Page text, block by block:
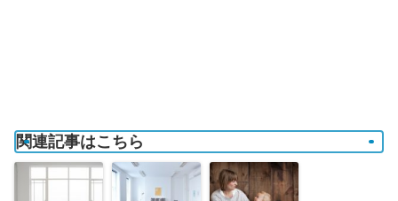
関連記事はこちら